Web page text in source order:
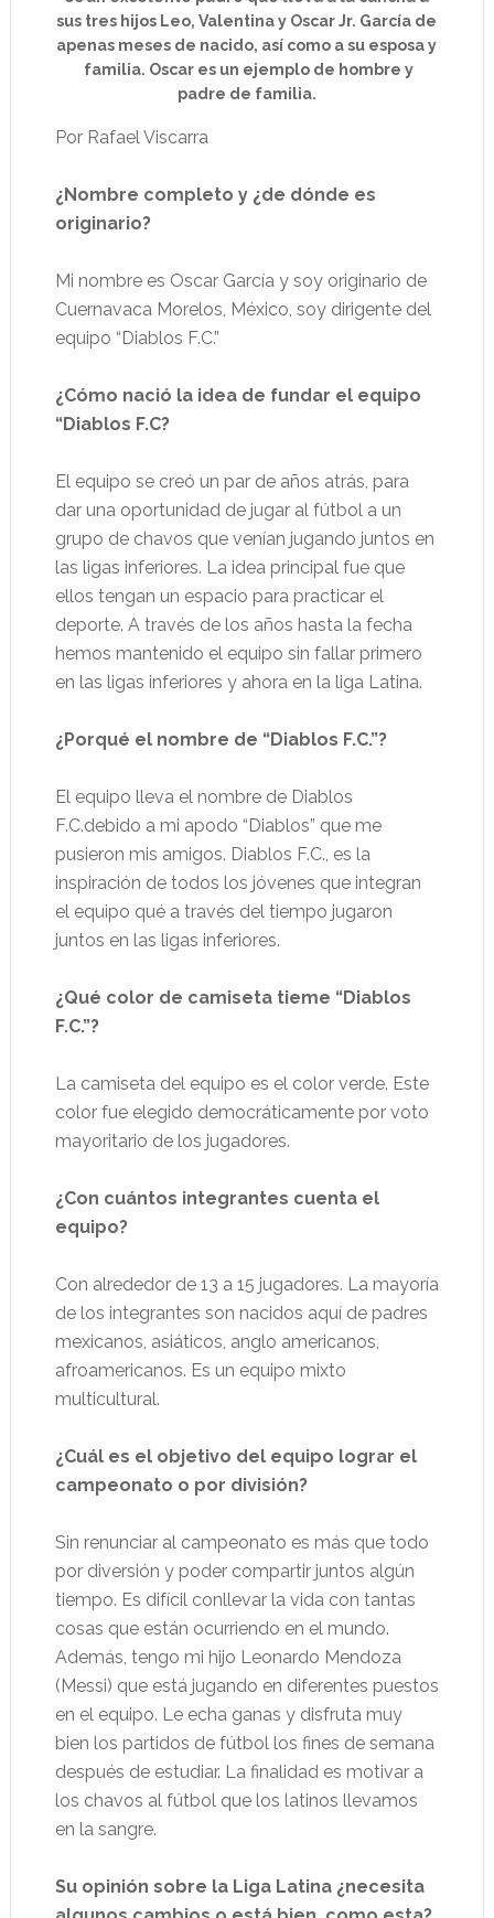
sus tres hijos Leo, Valentina y Oscar Jr. García de
apenas meses de nacido, así como a su esposa y
familia. Oscar es un ejemplo de hombre y
padre de familia.
Por Rafael Viscarra
¿Nombre completo y ¿de dónde es
originario?
Mi nombre es Oscar García y soy originario de
Cuernavaca Morelos, México, soy dirigente del
equipo “Diablos F.C.”
¿Cómo nació la idea de fundar el equipo
“Diablos F.C?
El equipo se creó un par de años atrás, para
dar una oportunidad de jugar al fútbol a un
grupo de chavos que venían jugando juntos en
las ligas inferiores. La idea principal fue que
ellos tengan un espacio para practicar el
deporte. A través de los años hasta la fecha
hemos mantenido el equipo sin fallar primero
en las ligas inferiores y ahora en la liga Latina.
¿Porqué el nombre de “Diablos F.C.”?
El equipo lleva el nombre de Diablos
F.C.debido a mi apodo “Diablos” que me
pusieron mis amigos. Diablos F.C., es la
inspiración de todos los jóvenes que integran
el equipo qué a través del tiempo jugaron
juntos en las ligas inferiores.
¿Qué color de camiseta tieme “Diablos
F.C.”?
La camiseta del equipo es el color verde. Este
color fue elegido democráticamente por voto
mayoritario de los jugadores.
¿Con cuántos integrantes cuenta el
equipo?
Con alrededor de 13 a 15 jugadores. La mayoría
de los integrantes son nacidos aquí de padres
mexicanos, asiáticos, anglo americanos,
afroamericanos. Es un equipo mixto
multicultural.
¿Cuál es el objetivo del equipo lograr el
campeonato o por división?
Sin renunciar al campeonato es más que todo
por diversión y poder compartir juntos algún
tiempo. Es difícil conllevar la vida con tantas
cosas que están ocurriendo en el mundo.
Además, tengo mi hijo Leonardo Mendoza
(Messi) que está jugando en diferentes puestos
en el equipo. Le echa ganas y disfruta muy
bien los partidos de fútbol los fines de semana
después de estudiar. La finalidad es motivar a
los chavos al fútbol que los latinos llevamos
en la sangre.
Su opinión sobre la Liga Latina ¿necesita